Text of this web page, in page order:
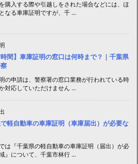
購入する際や引越しをされた場合などには、ほ
なる車庫証明ですが、千 ...
時間】車庫証明の窓口は何時まで？｜千葉県
の申請は、警察署の窓口業務が行われている時
対応していただけません ...
軽自動車の車庫証明（車庫届出）が必要な
は『千葉県の軽自動車の車庫証明（届出）が必
』について、千葉市林行 ...